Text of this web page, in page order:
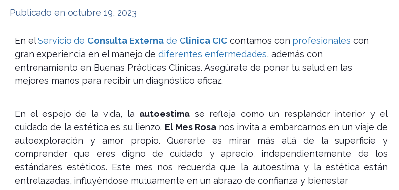
Publicado en octubre 19, 2023
En elServicio de Consulta Externa de Clinica CIC contamos con profesionales con
gran experiencia en el manejo de diferentes enfermedades, además con
entrenamiento en Buenas Prácticas Clínicas. Asegúrate de poner tu salud en las
mejores manos para recibir un diagnóstico eficaz.
En el espejo de la vida, la autoestima se refleja como un resplandor interior y el
cuidado de la estética es su lienzo. El Mes Rosa nos invita a embarcarnos en un viaje de
autoexploración y amor propio. Quererte es mirar más allá de la superficie y
comprender que eres digno de cuidado y aprecio, independientemente de los
estándares estéticos. Este mes nos recuerda que la autoestima y la estética están
entrelazadas, influyéndose mutuamente en un abrazo de confianza y bienestar